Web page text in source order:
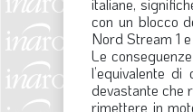
con un blocco
Nord Stream 1
Le
l’equivalente
devastante che
rimettere in